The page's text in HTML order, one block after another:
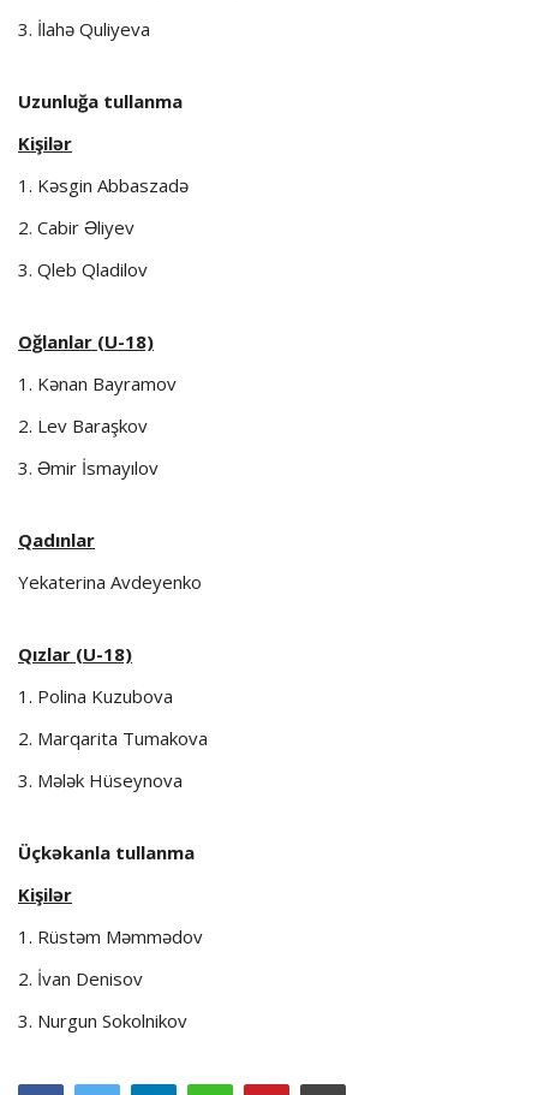
3. İlahə Quliyeva
Uzunluğa tullanma
Kişilər
1. Kəsgin Abbaszadə
2. Cabir Əliyev
3. Qleb Qladilov
Oğlanlar (U-18)
1. Kənan Bayramov
2. Lev Baraşkov
3. Əmir İsmayılov
Qadınlar
Yekaterina Avdeyenko
Qızlar (U-18)
1. Polina Kuzubova
2. Marqarita Tumakova
3. Mələk Hüseynova
Üçkəkanla tullanma
Kişilər
1. Rüstəm Məmmədov
2. İvan Denisov
3. Nurgun Sokolnikov